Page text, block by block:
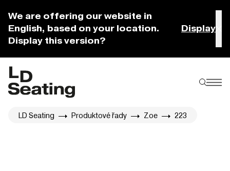
We are offering our website in
English, based on your location.
Display this version?
Display
LD Seating Produktové řady Zoe 223